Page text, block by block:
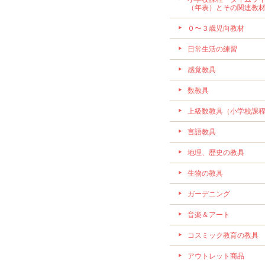
（年表）とその関連教材
０〜３歳児向教材
日常生活の練習
感覚教具
数教具
上級数教具（小学校課
言語教具
地理、歴史の教具
生物の教具
ガーデニング
音楽＆アート
コスミック教育の教具
アウトレット商品